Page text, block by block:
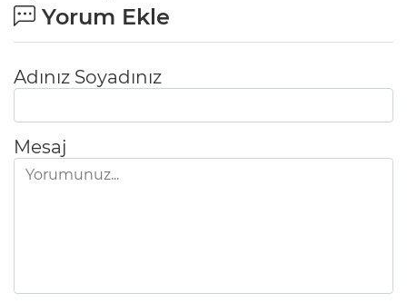
Yorum Ekle
Adınız Soyadınız
Mesaj